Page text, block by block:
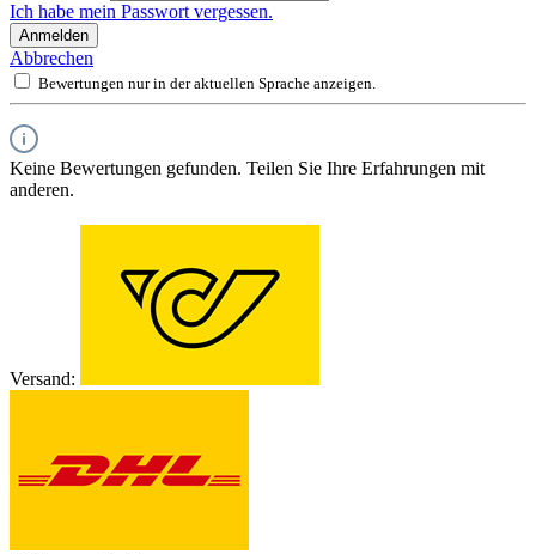
Ich habe mein Passwort vergessen.
Anmelden
Abbrechen
Bewertungen nur in der aktuellen Sprache anzeigen.
Keine Bewertungen gefunden. Teilen Sie Ihre Erfahrungen mit
anderen.
Versand: